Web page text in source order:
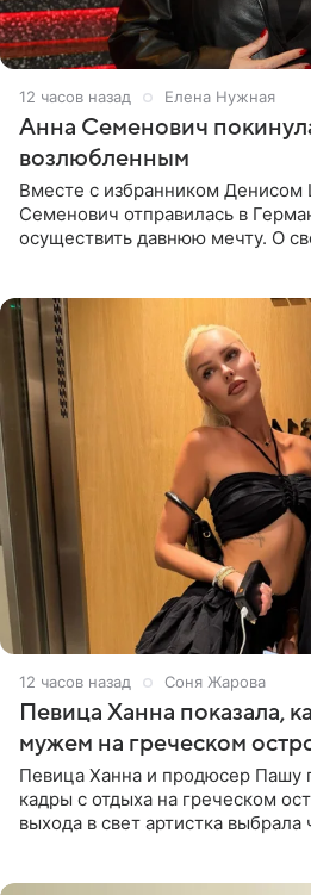
12 часов назад Елена Нужная
Анна Семенович
возлюбленным
Вместе с избранником
Семенович отправилась в
осуществить давнюю мечту. О
12 часов назад Соня Жарова
Певица Ханна показала,
мужем на греческом
Певица Ханна и продюсер Пашу
кадры с отдыха на греческом
выхода в свет артистка